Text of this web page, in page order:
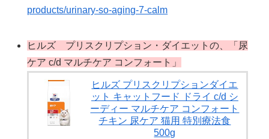
products/urinary-so-aging-7-calm
ヒルズ プリスクリプション・ダイエットの、「尿
ケア c/d マルチケア コンフォート」
ヒルズ プリスクリプションダイエ
ット キャットフード ドライ c/d シ
ーディー マルチケア コンフォート
チキン 尿ケア 猫用 特別療法食
500g